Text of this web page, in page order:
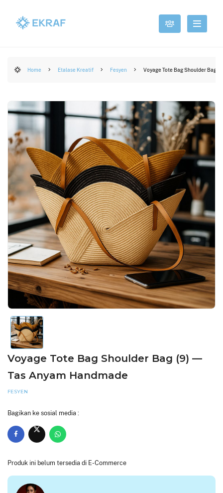
Home Etalase Kreatif Fesyen Voyage Tote Bag Shoulder Bag
Voyage Tote Bag Shoulder Bag (9) —
Tas Anyam Handmade
FESYEN
Bagikan ke sosial media :
Produk ini belum tersedia di E-Commerce